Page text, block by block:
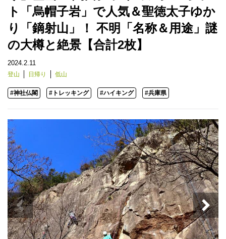
ト「烏帽子岩」で人気＆聖徳太子ゆか
り「鏑射山」！ 不明「名称＆用途」謎
の大樽と絶景【合計2枚】
2024.2.11
登山 日帰り 低山
#神社仏閣 #トレッキング #ハイキング #兵庫県